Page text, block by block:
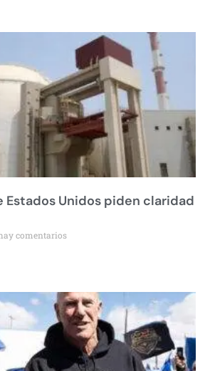
Estados Unidos piden claridad
comentarios